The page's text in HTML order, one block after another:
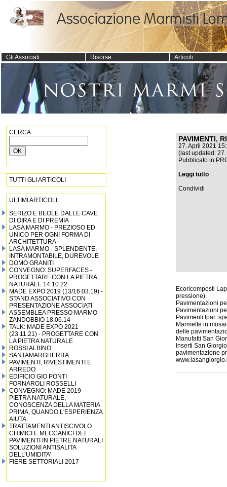
Gli Associati Risorse Articoli
CERCA:
TUTTI GLI ARTICOLI
ULTIMI ARTICOLI
SERIZO E BEOLE DALLE CAVE
DI OIRA E DI PREMIA
LASA MARMO - PREZIOSO ED
UNICO PER OGNI FORMA DI
ARCHITETTURA
LASA MARMO - SPLENDENTE,
INTRAMONTABILE, DUREVOLE
DOMO GRANITI
CONVEGNO: SUPERFACES -
PROGETTARE CON LA PIETRA
NATURALE 14.10.22
MADE EXPO 2019 (13/16.03.19) -
STAND ASSOCIATIVO CON
PRESENTAZIONE ASSOCIATI
ASSEMBLEA PRESSO MARMO
ZANDOBBIO 18.06.14
TALK: MADE EXPO 2021
(23.11.21) - PROGETTARE CON
LA PIETRA NATURALE
ROSSI ALBINO
SANTAMARGHERITA
PAVIMENTI, RIVESTIMENTI E
ARREDO
EDIFICIO GIO PONTI
FORNAROLI ROSSELLI
CONVEGNO: MADE 2019 -
PIETRA NATURALE,
CONOSCENZA DELLA MATERIA
PRIMA, QUANDO L'ESPERIENZA
AIUTA.
TRATTAMENTI ANTISCIVOLO
CHIMICI E MECCANICI DEI
PAVIMENTI IN PIETRE NATURALI
SOLUZIONI ANTISALITA
DELL’UMIDITA’
FIERE SETTORIALI 2017
PAVIMENTI,
27. April 2021
(last updated:
Pubblicato in
Leggi tutto
Condividi
Ecoricomposti
pressione).
Pavimentazioni
Pavimentazioni
Pavimenti Ipar:
Marmette in
delle
Manufatti San
Inserti San
pavimentazione